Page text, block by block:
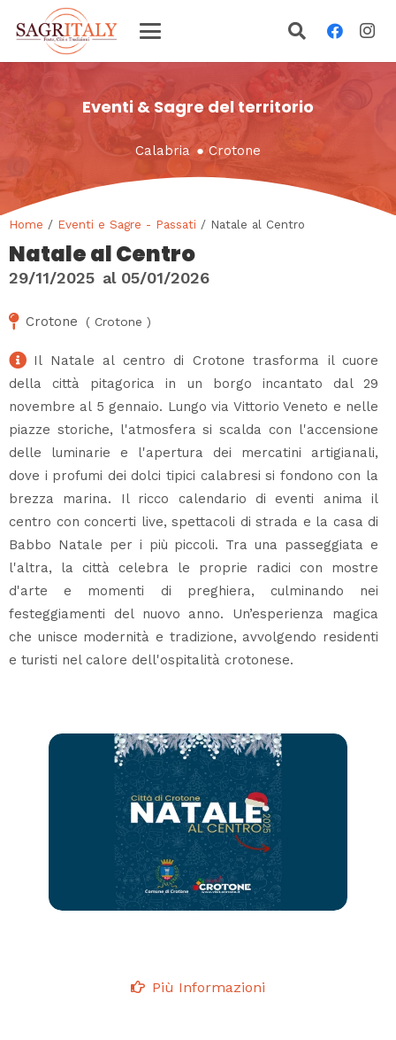
Eventi & Sagre del territorio
Calabria ● Crotone
Home / Eventi e Sagre - Passati / Natale al Centro
Natale al Centro
29/11/2025 al 05/01/2026
Crotone ( Crotone )
Il Natale al centro di Crotone trasforma il cuore
della città pitagorica in un borgo incantato dal 29
novembre al 5 gennaio. Lungo via Vittorio Veneto e nelle
piazze storiche, l'atmosfera si scalda con l'accensione
delle luminarie e l'apertura dei mercatini artigianali,
dove i profumi dei dolci tipici calabresi si fondono con la
brezza marina. Il ricco calendario di eventi anima il
centro con concerti live, spettacoli di strada e la casa di
Babbo Natale per i più piccoli. Tra una passeggiata e
l'altra, la città celebra le proprie radici con mostre
d'arte e momenti di preghiera, culminando nei
festeggiamenti del nuovo anno. Un’esperienza magica
che unisce modernità e tradizione, avvolgendo residenti
e turisti nel calore dell'ospitalità crotonese.
Più Informazioni